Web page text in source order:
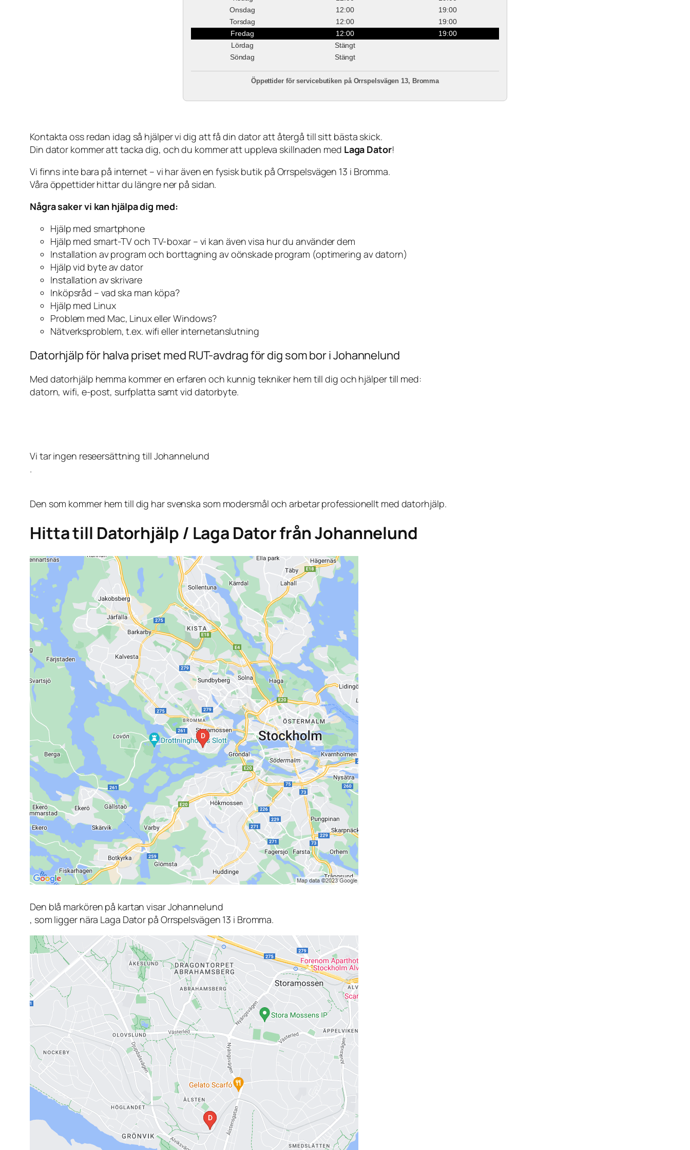
Onsdag
12:00
19:00
Torsdag
12:00
19:00
Fredag
12:00
19:00
Lördag
Stängt
Söndag
Stängt
Öppettider för servicebutiken på Orrspelsvägen 13, Bromma
Kontakta oss redan idag så hjälper vi dig att få din dator att återgå till sitt bästa skick.
Din dator kommer att tacka dig, och du kommer att uppleva skillnaden med Laga Dator!
Vi finns inte bara på internet – vi har även en fysisk butik på Orrspelsvägen 13 i Bromma.
Våra öppettider hittar du längre ner på sidan.
Några saker vi kan hjälpa dig med:
Hjälp med smartphone
Hjälp med smart-TV och TV-boxar – vi kan även visa hur du använder dem
Installation av program och borttagning av oönskade program (optimering av datorn)
Hjälp vid byte av dator
Installation av skrivare
Inköpsråd – vad ska man köpa?
Hjälp med Linux
Problem med Mac, Linux eller Windows?
Nätverksproblem, t.ex. wifi eller internetanslutning
Datorhjälp för halva priset med RUT-avdrag för dig som bor i Johannelund
Med datorhjälp hemma kommer en erfaren och kunnig tekniker hem till dig och hjälper till med:
datorn, wifi, e-post, surfplatta samt vid datorbyte.
Vi tar ingen reseersättning till Johannelund
.
Den som kommer hem till dig har svenska som modersmål och arbetar professionellt med datorhjälp.
Hitta till Datorhjälp / Laga Dator från Johannelund
Den blå markören på kartan visar Johannelund
, som ligger nära Laga Dator på Orrspelsvägen 13 i Bromma.